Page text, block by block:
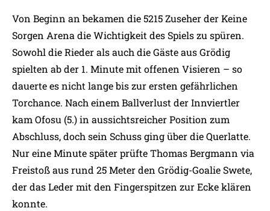
Von Beginn an bekamen die 5215 Zuseher der Keine
Sorgen Arena die Wichtigkeit des Spiels zu spüren.
Sowohl die Rieder als auch die Gäste aus Grödig
spielten ab der 1. Minute mit offenen Visieren – so
dauerte es nicht lange bis zur ersten gefährlichen
Torchance. Nach einem Ballverlust der Innviertler
kam Ofosu (5.) in aussichtsreicher Position zum
Abschluss, doch sein Schuss ging über die Querlatte.
Nur eine Minute später prüfte Thomas Bergmann via
Freistoß aus rund 25 Meter den Grödig-Goalie Swete,
der das Leder mit den Fingerspitzen zur Ecke klären
konnte.